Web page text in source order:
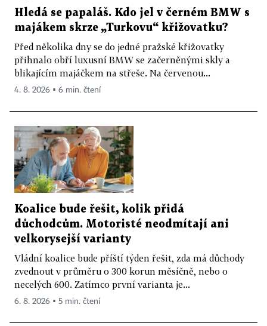
Hledá se papaláš. Kdo jel v černém BMW s
majákem skrze „Turkovu“ křižovatku?
Před několika dny se do jedné pražské křižovatky
přihnalo obří luxusní BMW se začerněnými skly a
blikajícím majáčkem na střeše. Na červenou...
4. 8. 2026 ▪ 6 min. čtení
Koalice bude řešit, kolik přidá
důchodcům. Motoristé neodmítají ani
velkorysejší varianty
Vládní koalice bude příští týden řešit, zda má důchody
zvednout v průměru o 300 korun měsíčně, nebo o
necelých 600. Zatímco první varianta je...
6. 8. 2026 ▪ 5 min. čtení